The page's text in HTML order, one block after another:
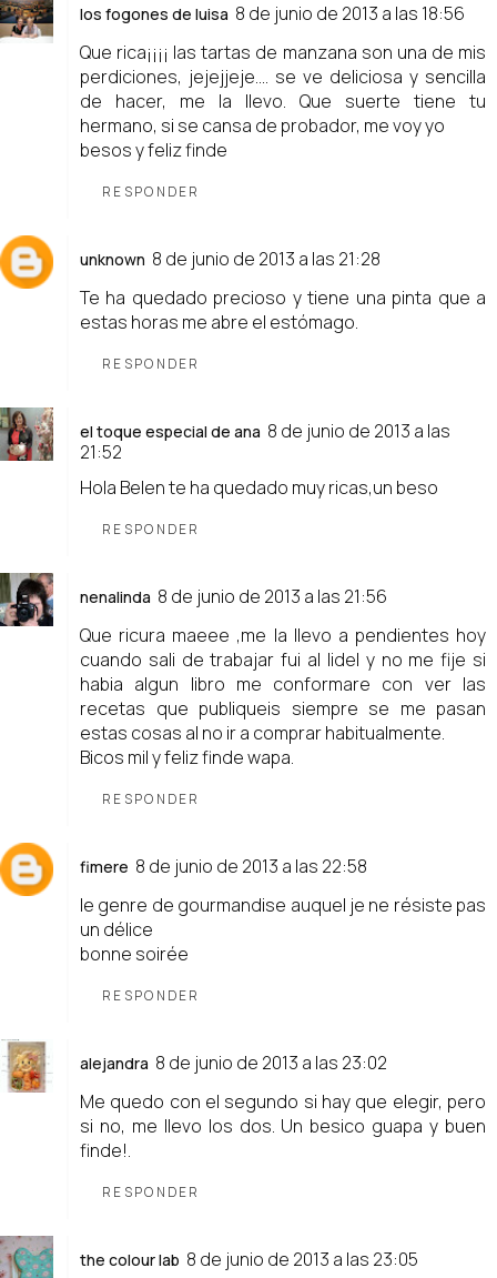
los fogones de luisa 8 de junio de 2013 a las 18:56
Que rica¡¡¡¡ las tartas de manzana son una de mis
perdiciones, jejejjeje.... se ve deliciosa y sencilla
de hacer, me la llevo. Que suerte tiene tu
hermano, si se cansa de probador, me voy yo
besos y feliz finde
RESPONDER
unknown 8 de junio de 2013 a las 21:28
Te ha quedado precioso y tiene una pinta que a
estas horas me abre el estómago.
RESPONDER
el toque especial de ana 8 de junio de 2013 a las
21:52
Hola Belen te ha quedado muy ricas,un beso
RESPONDER
nenalinda 8 de junio de 2013 a las 21:56
Que ricura maeee ,me la llevo a pendientes hoy
cuando sali de trabajar fui al lidel y no me fije si
habia algun libro me conformare con ver las
recetas que publiqueis siempre se me pasan
estas cosas al no ir a comprar habitualmente.
Bicos mil y feliz finde wapa.
RESPONDER
fimere 8 de junio de 2013 a las 22:58
le genre de gourmandise auquel je ne résiste pas
un délice
bonne soirée
RESPONDER
alejandra 8 de junio de 2013 a las 23:02
Me quedo con el segundo si hay que elegir, pero
si no, me llevo los dos. Un besico guapa y buen
finde!.
RESPONDER
the colour lab 8 de junio de 2013 a las 23:05